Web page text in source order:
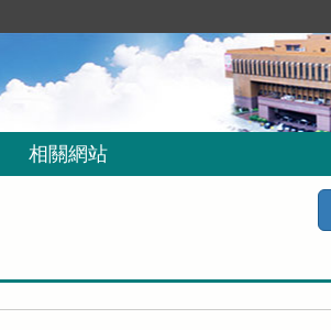
相關網站